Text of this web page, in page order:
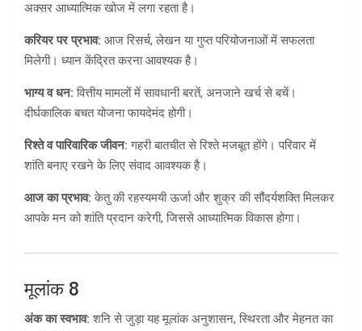
अक्सर आध्यात्मिक खोज में लगा रहता है।
करियर पर प्रभाव: आज रिसर्च, लेखन या गुप्त परियोजनाओं में सफलता
मिलेगी। ध्यान केंद्रित करना आवश्यक है।
भाग्य व धन: वित्तीय मामलों में सावधानी बरतें, अनजाने खर्च से बचें।
दीर्घकालिक बचत योजना फायदेमंद होगी।
रिश्ते व पारिवारिक जीवन: गहरी बातचीत से रिश्ते मजबूत होंगे। परिवार में
शांति बनाए रखने के लिए संवाद आवश्यक है।
आज का प्रभाव: केतु की रहस्यमयी ऊर्जा और शुक्र की सौंदर्यशक्ति मिलकर
आपके मन को शांति प्रदान करेगी, जिससे आध्यात्मिक विकास होगा।
मूलांक 8
अंक का स्वभाव: शनि से जुड़ा यह मूलांक अनुशासन, स्थिरता और मेहनत का